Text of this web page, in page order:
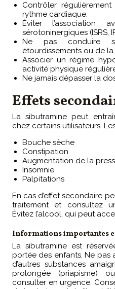
Contrôler
rythme cardiaque.
Éviter l’association
sérotoninergiques (ISRS,
Ne pas conduire
étourdissements ou de
Associer un régime
activité physique
Ne jamais dépasser la
Effets
La sibutramine peut
chez certains utilisateurs.
Bouche sèche
Constipation
Augmentation de la
Insomnie
Palpitations
En cas d’effet secondaire
traitement et consultez
Évitez l’alcool, qui peut
Informations importantes
La sibutramine est
portée des enfants. Ne pas
d’autres substances
prolongée (priapisme)
consulter en urgence.